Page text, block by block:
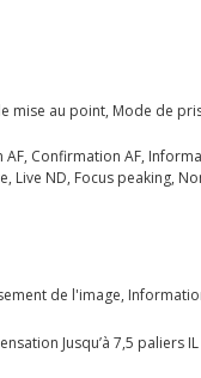
mise au point, Mode de
Confirmation AF,
Live ND, Focus peaking,
de l'image,
Jusqu’à 7,5 paliers